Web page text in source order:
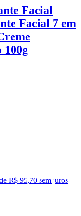
Facial
Facial 7 em
R$ 95,70 sem juros